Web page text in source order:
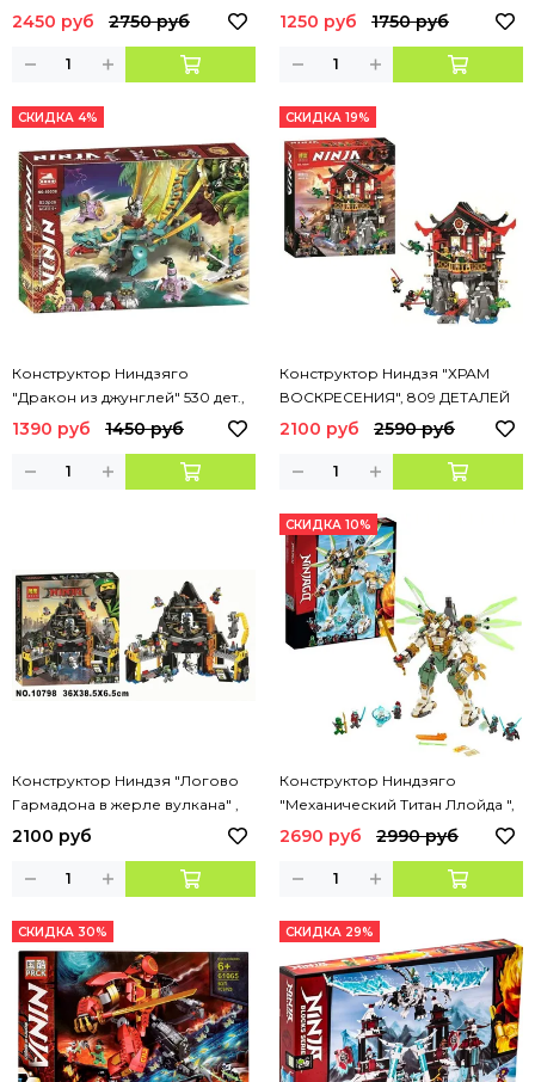
детали арт. 10583
2450 руб 2750 руб 1250 руб 1750 руб
СКИДКА 4%
Конструктор Ниндзяго
"Дракон из джунглей" 530 дет.,
арт 60038
1390 руб 1450 руб
СКИДКА 19%
Конструктор Ниндзя "ХРАМ
ВОСКРЕСЕНИЯ", 809 ДЕТАЛЕЙ
2100 руб 2590 руб
Конструктор Ниндзя "Логово
Гармадона в жерле вулкана" ,
554 детали , арт. 10798
2100 руб
СКИДКА 10%
Конструктор Ниндзяго
"Механический Титан Ллойда ",
912 дет.
2690 руб 2990 руб
СКИДКА 30% СКИДКА 29%